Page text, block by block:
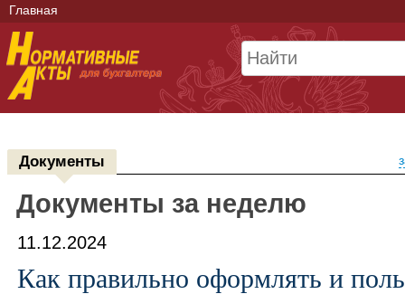
Главная
Документы
Документы за неделю
11.12.2024
Как правильно оформлять и